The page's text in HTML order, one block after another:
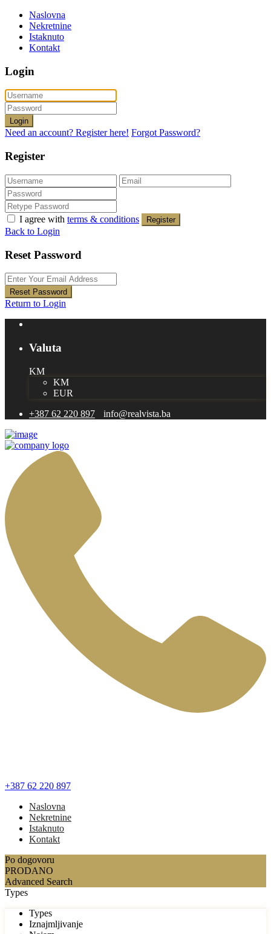
Naslovna
Nekretnine
Istaknuto
Kontakt
Login
Login
Need an account? Register here! Forgot Password?
Register
I agree with terms & conditions Register
Back to Login
Reset Password
Reset Password
Return to Login
Valuta
KM
KM
EUR
+387 62 220 897
info@realvista.ba
+387 62 220 897
Naslovna
Nekretnine
Istaknuto
Kontakt
Po dogovoru
PRODANO
Advanced Search
Types
Types
Iznajmljivanje